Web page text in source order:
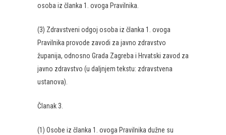
osoba iz članka 1. ovoga Pravilnika.
(3) Zdravstveni odgoj osoba iz članka 1. ovoga
Pravilnika provode zavodi za javno zdravstvo
županija, odnosno Grada Zagreba i Hrvatski zavod za
javno zdravstvo (u daljnjem tekstu: zdravstvena
ustanova).
Članak 3.
(1) Osobe iz članka 1. ovoga Pravilnika dužne su